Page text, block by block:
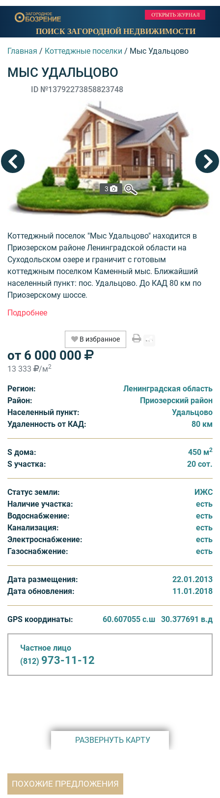
ПОИСК ЗАГОРОДНОЙ НЕДВИЖИМОСТИ
Главная / Коттеджные поселки / Мыс Удальцово
МЫС УДАЛЬЦОВО
ID №13792273858823748
3
Коттеджный поселок "Мыс Удальцово" находится в
Приозерском районе Ленинградской области на
Суходольском озере и граничит с готовым
коттеджным поселком Каменный мыс. Ближайший
населенный пункт: пос. Удальцово. До КАД 80 км по
Приозерскому шоссе.
Территоиря поселка поделена на 8 участков
площадью 20 - 25 соток. Статус участков ИЖС.
Участки поселка расположились вдоль берегово
линии озера. Возможна установка частных причалов
для яхт и катеров для выхода в Ладожское озеро.
Электричество, водопровод, газ.
В продаже остался 1 дом 450 кв. м на участке 25 сотка
на первой линии озера. Стоимость участка от 300 тыс.
рублей за сотку, коттеджа - от 26 800 000 руб., включая
землю и коммуникации.
На территории поселка оборудован пирс, пляж,
В избранное
от 6 000 000
13 333 /м2
Регион:
Ленинградская область
Район:
Приозерский район
Населенный пункт:
Удальцово
Удаленность от КАД:
80 км
S дома: 450 м2
S участка: 20 сот.
Статус земли:
ИЖС
Наличие участка:
есть
Водоснабжение:
есть
Канализация:
есть
Электроснабжение:
есть
Газоснабжение:
есть
Дата размещения:
22.01.2013
Дата обновления:
11.01.2018
GPS координаты: 60.607055 с.ш 30.377691 в.д
Частное лицо
(812) 973-11-12
РАЗВЕРНУТЬ КАРТУ
ПОХОЖИЕ ПРЕДЛОЖЕНИЯ